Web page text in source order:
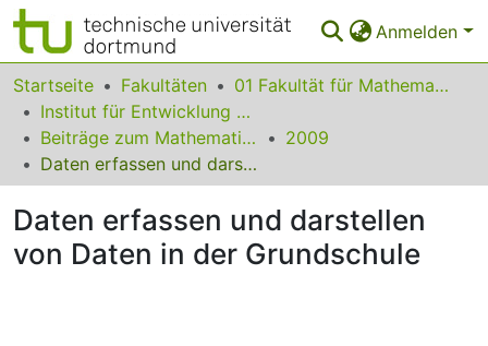
Anmelden
Bereiche & Sammlungen
Das gesamte Repositorium
Statistiken
FAQ
Leitlinien
Startseite Fakultäten
01 Fakultät für Mathematik
Institut für Entwicklung und Erforschung des Mathematikunterrichts
Beiträge zum Mathematikunterricht
2009
Daten erfassen und darstellen von Daten in der Grundschule
Daten erfassen und darstellen
von Daten in der Grundschule